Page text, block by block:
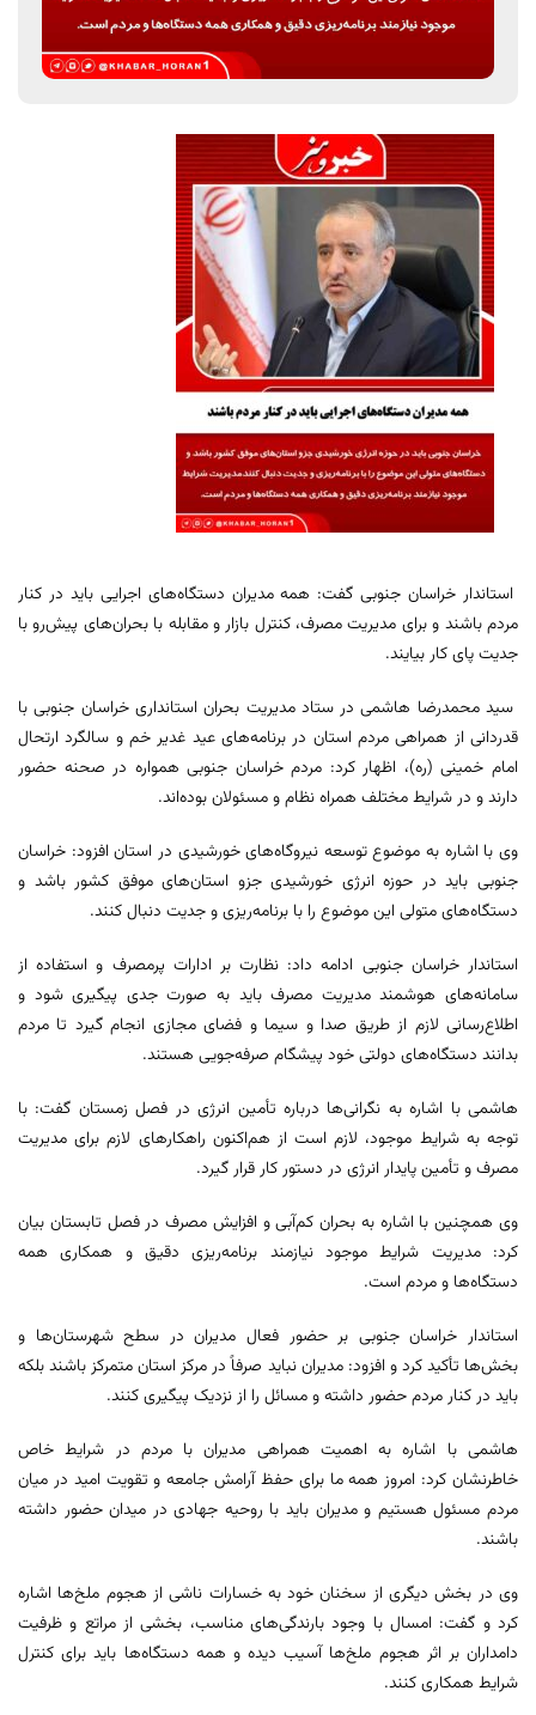
استاندار خراسان جنوبی گفت: همه مدیران دستگاه‌های اجرایی باید در کنار
مردم باشند و برای مدیریت مصرف، کنترل بازار و مقابله با بحران‌های پیش‌رو با
جدیت پای کار بیایند.
سید محمدرضا هاشمی در ستاد مدیریت بحران استانداری خراسان جنوبی با
قدردانی از همراهی مردم استان در برنامه‌های عید غدیر خم و سالگرد ارتحال
امام خمینی (ره)، اظهار کرد: مردم خراسان جنوبی همواره در صحنه حضور
دارند و در شرایط مختلف همراه نظام و مسئولان بوده‌اند.
وی با اشاره به موضوع توسعه نیروگاه‌های خورشیدی در استان افزود: خراسان
جنوبی باید در حوزه انرژی خورشیدی جزو استان‌های موفق کشور باشد و
دستگاه‌های متولی این موضوع را با برنامه‌ریزی و جدیت دنبال کنند.
استاندار خراسان جنوبی ادامه داد: نظارت بر ادارات پرمصرف و استفاده از
سامانه‌های هوشمند مدیریت مصرف باید به صورت جدی پیگیری شود و
اطلاع‌رسانی لازم از طریق صدا و سیما و فضای مجازی انجام گیرد تا مردم
بدانند دستگاه‌های دولتی خود پیشگام صرفه‌جویی هستند.
هاشمی با اشاره به نگرانی‌ها درباره تأمین انرژی در فصل زمستان گفت: با
توجه به شرایط موجود، لازم است از هم‌اکنون راهکارهای لازم برای مدیریت
مصرف و تأمین پایدار انرژی در دستور کار قرار گیرد.
وی همچنین با اشاره به بحران کم‌آبی و افزایش مصرف در فصل تابستان بیان
کرد: مدیریت شرایط موجود نیازمند برنامه‌ریزی دقیق و همکاری همه
دستگاه‌ها و مردم است.
استاندار خراسان جنوبی بر حضور فعال مدیران در سطح شهرستان‌ها و
بخش‌ها تأکید کرد و افزود: مدیران نباید صرفاً در مرکز استان متمرکز باشند بلکه
باید در کنار مردم حضور داشته و مسائل را از نزدیک پیگیری کنند.
هاشمی با اشاره به اهمیت همراهی مدیران با مردم در شرایط خاص
خاطرنشان کرد: امروز همه ما برای حفظ آرامش جامعه و تقویت امید در میان
مردم مسئول هستیم و مدیران باید با روحیه جهادی در میدان حضور داشته
باشند.
وی در بخش دیگری از سخنان خود به خسارات ناشی از هجوم ملخ‌ها اشاره
کرد و گفت: امسال با وجود بارندگی‌های مناسب، بخشی از مراتع و ظرفیت
دامداران بر اثر هجوم ملخ‌ها آسیب دیده و همه دستگاه‌ها باید برای کنترل
شرایط همکاری کنند.